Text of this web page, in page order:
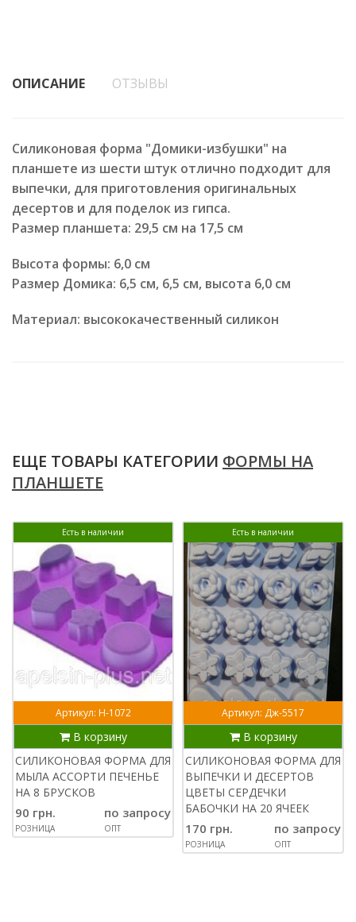
ОПИСАНИЕ ОТЗЫВЫ
Силиконовая форма "Домики-избушки" на
планшете из шести штук отлично подходит для
выпечки, для приготовления оригинальных
десертов и для поделок из гипса.
Размер планшета: 29,5 см на 17,5 см
Высота формы: 6,0 см
Размер Домика: 6,5 см, 6,5 см, высота 6,0 см
Материал: высококачественный силикон
ЕЩЕ ТОВАРЫ КАТЕГОРИИ ФОРМЫ НА
ПЛАНШЕТЕ
Есть в наличии
Артикул: Н-1072
В корзину
СИЛИКОНОВАЯ ФОРМА ДЛЯ
МЫЛА АССОРТИ ПЕЧЕНЬЕ
НА 8 БРУСКОВ
90 грн.
РОЗНИЦА
по запросу
ОПТ
Есть в наличии
Артикул: Дж-5517
В корзину
СИЛИКОНОВАЯ ФОРМА ДЛЯ
ВЫПЕЧКИ И ДЕСЕРТОВ
ЦВЕТЫ СЕРДЕЧКИ
БАБОЧКИ НА 20 ЯЧЕЕК
170 грн.
РОЗНИЦА
по запросу
ОПТ